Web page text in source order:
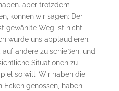
aber trotzdem
können wir sagen: Der
gewählte Weg ist nicht
würde uns applaudieren.
andere zu schießen, und
Situationen zu
so will. Wir haben die
Ecken genossen, haben